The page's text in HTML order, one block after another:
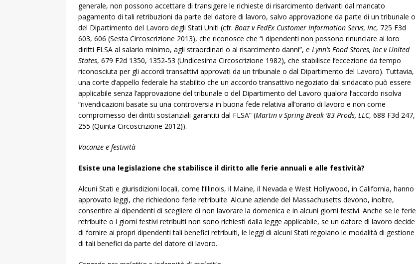
generale, non possono accettare di transigere le richieste di risarcimento derivanti dal mancato
pagamento di tali retribuzioni da parte del datore di lavoro, salvo approvazione da parte di un tribunale o
del Dipartimento del Lavoro degli Stati Uniti (cfr. Boaz v FedEx Customer Information Servs, Inc, 725 F3d
603, 606 (Sesta Circoscrizione 2013), che riconosce che “i dipendenti non possono rinunciare ai loro
diritti FLSA al salario minimo, agli straordinari o al risarcimento danni”, e Lynn’s Food Stores, Inc v United
States, 679 F2d 1350, 1352-53 (Undicesima Circoscrizione 1982), che stabilisce l’eccezione da tempo
riconosciuta per gli accordi transattivi approvati da un tribunale o dal Dipartimento del Lavoro). Tuttavia,
una corte d’appello federale ha stabilito che un accordo transattivo negoziato dal sindacato può essere
applicabile senza l’approvazione del tribunale o del Dipartimento del Lavoro qualora l’accordo risolva
“rivendicazioni basate su una controversia in buona fede relativa all’orario di lavoro e non come
compromesso dei diritti sostanziali garantiti dal FLSA” (Martin v Spring Break ’83 Prods, LLC, 688 F3d 247,
255 (Quinta Circoscrizione 2012)).
Vacanze e festività
Esiste una legislazione che stabilisce il diritto alle ferie annuali e alle festività?
Alcuni Stati e giurisdizioni locali, come l’Illinois, il Maine, il Nevada e West Hollywood, in California, hanno
approvato leggi, che richiedono ferie retribuite. Alcune aziende del Massachusetts devono, inoltre,
consentire ai dipendenti di scegliere di non lavorare la domenica e in alcuni giorni festivi. Anche se le ferie
retribuite o i giorni festivi retribuiti non sono richiesti dalla legge applicabile, se un datore di lavoro decide
di fornire ai propri dipendenti tali benefici retribuiti, le leggi di alcuni Stati regolano le modalità di gestione
di tali benefici da parte del datore di lavoro.